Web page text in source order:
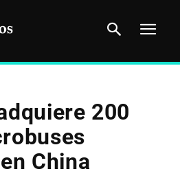
200
China